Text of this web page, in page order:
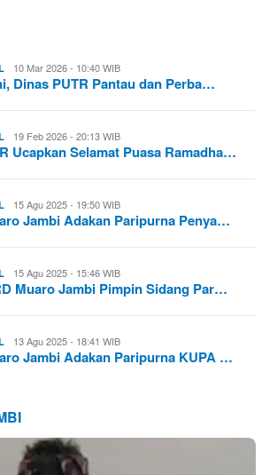
10 Mar 2026 - 10:40 WIB
Dinas PUTR Pantau dan Perba…
19 Feb 2026 - 20:13 WIB
Ucapkan Selamat Puasa Ramadha…
15 Agu 2025 - 19:50 WIB
Jambi Adakan Paripurna Penya…
15 Agu 2025 - 15:46 WIB
Muaro Jambi Pimpin Sidang Par…
13 Agu 2025 - 18:41 WIB
Jambi Adakan Paripurna KUPA …